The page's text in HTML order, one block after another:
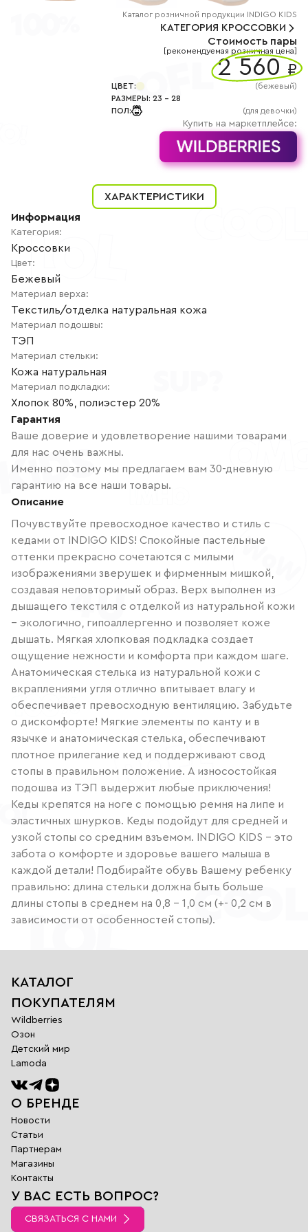
+7
АВТОРИЗАЦИЯ
РЕГИСТРАЦИЯ
Каталог розничной продукции INDIGO KIDS
КАТЕГОРИЯ КРОССОВКИ
Стоимость пары
[рекомендуемая розничная цена]
2 560 ₽
ЦВЕТ: (бежевый)
РАЗМЕРЫ: 23 - 28
ПОЛ: (для девочки)
Купить на маркетплейсе:
ХАРАКТЕРИСТИКИ
Информация
Категория:
Кроссовки
Цвет:
Бежевый
Материал верха:
Текстиль/отделка натуральная кожа
Материал подошвы:
ТЭП
Материал стельки:
Кожа натуральная
Материал подкладки:
Хлопок 80%, полиэстер 20%
Гарантия
Ваше доверие и удовлетворение нашими товарами
для нас очень важны.
Именно поэтому мы предлагаем вам 30-дневную
гарантию на все наши товары.
Описание
Почувствуйте превосходное качество и стиль с
кедами от INDIGO KIDS! Спокойные пастельные
оттенки прекрасно сочетаются с милыми
изображениями зверушек и фирменным мишкой,
создавая неповторимый образ. Верх выполнен из
дышащего текстиля с отделкой из натуральной кожи
– экологично, гипоаллергенно и позволяет коже
дышать. Мягкая хлопковая подкладка создает
ощущение нежности и комфорта при каждом шаге.
Анатомическая стелька из натуральной кожи с
вкраплениями угля отлично впитывает влагу и
обеспечивает превосходную вентиляцию. Забудьте
о дискомфорте! Мягкие элементы по канту и в
язычке и анатомическая стелька, обеспечивают
плотное прилегание кед и поддерживают свод
стопы в правильном положение. А износостойкая
подошва из ТЭП выдержит любые приключения!
Кеды крепятся на ноге с помощью ремня на липе и
эластичных шнурков. Кеды подойдут для средней и
узкой стопы со средним взъемом. INDIGO KIDS – это
забота о комфорте и здоровье вашего малыша в
каждой детали! Подбирайте обувь Вашему ребенку
правильно: длина стельки должна быть больше
длины стопы в среднем на 0,8 – 1,0 см (+- 0,2 см в
зависимости от особенностей стопы).
КАТАЛОГ
ПОКУПАТЕЛЯМ
Wildberries
Озон
Детский мир
Lamoda
О БРЕНДЕ
Новости
Статьи
Партнерам
Магазины
Контакты
У ВАС ЕСТЬ ВОПРОС?
СВЯЗАТЬСЯ С НАМИ
Обратная
связь
Заполните поля